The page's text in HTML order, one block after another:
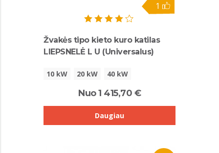
1
Žvakės tipo kieto kuro katilas
LIEPSNELĖ L U (Universalus)
10 kW 20 kW 40 kW
Nuo 1 415,70 €
Daugiau